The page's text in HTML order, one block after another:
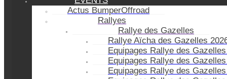
Actus BumperOffroad
Rallyes
Rallye des Gazelles
Rallye Aïcha des Gazelles
Equipages Rallye des
Equipages Rallye des
Equipages Rallye des